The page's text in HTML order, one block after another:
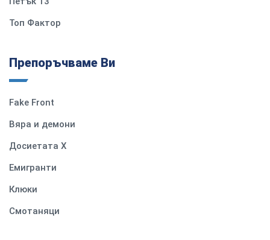
Топ Фактор
Препоръчваме Ви
Fake Front
Вяра и демони
Досиетата Х
Емигранти
Клюки
Смотаняци